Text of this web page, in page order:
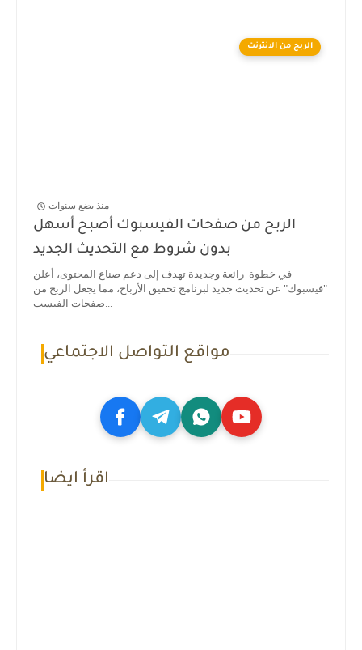
الربح من الانترنت
منذ بضع سنوات
الربح من صفحات الفيسبوك أصبح أسهل
بدون شروط مع التحديث الجديد
في خطوة رائعة وجديدة تهدف إلى دعم صناع المحتوى، أعلن
"فيسبوك" عن تحديث جديد لبرنامج تحقيق الأرباح، مما يجعل الربح من
صفحات الفيسب...
مواقع التواصل الاجتماعي
اقرأ ايضا